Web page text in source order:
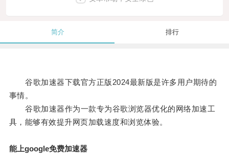
简介 排行
谷歌加速器下载官方正版2024最新版是许多用户期待的
事情。
谷歌加速器作为一款专为谷歌浏览器优化的网络加速工
具，能够有效提升网页加载速度和浏览体验。
能上google免费加速器